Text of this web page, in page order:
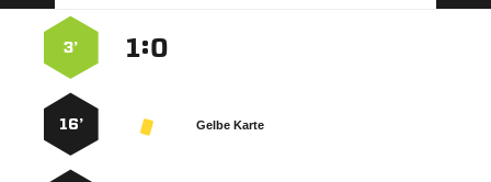
:
3’
Gelbe Karte
16’